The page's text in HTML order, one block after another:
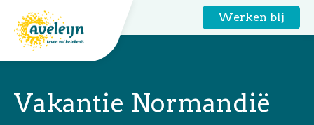
Werken bij
Vakantie Normandië